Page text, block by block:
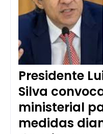
Presidente
Silva
ministerial
medidas